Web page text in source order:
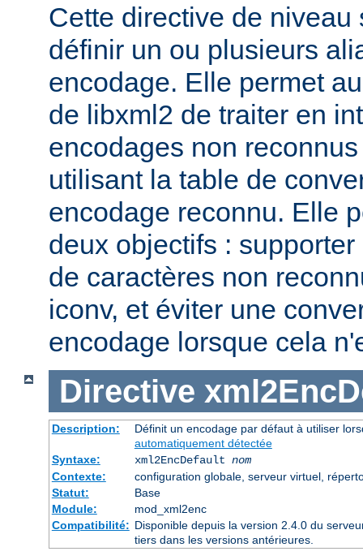
Cette directive de niveau
définir un ou plusieurs
encodage. Elle permet
de libxml2 de traiter en
encodages non
utilisant la table de
encodage reconnu. Elle
deux objectifs :
de caractères non
iconv, et éviter une
encodage lorsque cela
Directive
Description:
Définit un encodage par défaut à utiliser
automatiquement détectée
Syntaxe:
xml2EncDefault nom
Contexte:
configuration globale, serveur virtuel,
Statut:
Base
Module:
mod_xml2enc
Compatibilité: Disponible depuis la version 2.4.0 du
tiers dans les versions antérieures.